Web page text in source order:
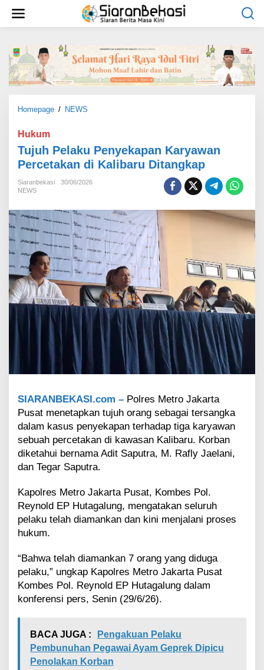
w
Homepage / NEWS
h
P
k
e
k
a
p
w
a
n
P
e
r
c
t
a
i
K
l
i
r
u
D
Hukum
Tujuh Pelaku Penyekapan Karyawan
Percetakan di Kalibaru Ditangkap
Siaranbekasi
30/06/2026
NEWS
SIARANBEKASI.com – Polres Metro Jakarta
Pusat menetapkan tujuh orang sebagai tersangka
dalam kasus penyekapan terhadap tiga karyawan
sebuah percetakan di kawasan Kalibaru. Korban
diketahui bernama Adit Saputra, M. Rafly Jaelani,
dan Tegar Saputra.
Kapolres Metro Jakarta Pusat, Kombes Pol.
Reynold EP Hutagalung, mengatakan seluruh
pelaku telah diamankan dan kini menjalani proses
hukum.
“Bahwa telah diamankan 7 orang yang diduga
pelaku,” ungkap Kapolres Metro Jakarta Pusat
Kombes Pol. Reynold EP Hutagalung dalam
konferensi pers, Senin (29/6/26).
BACA JUGA :
Pengakuan Pelaku
Pembunuhan Pegawai Ayam Geprek Dipicu
Penolakan Korban